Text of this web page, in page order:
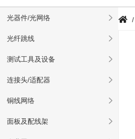
光器件/光网络
光纤跳线
测试工具及设备
连接头/适配器
铜线网络
面板及配线架
/